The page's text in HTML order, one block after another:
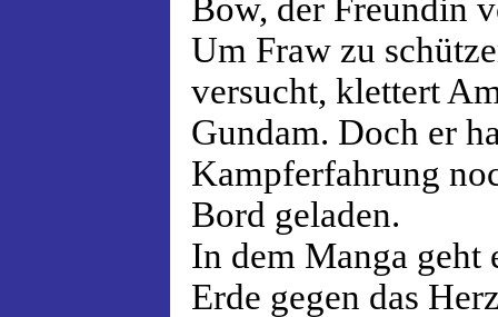
Bow, der Freundin
Um Fraw zu
versucht, klettert
Gundam. Doch er
Kampferfahrung
Bord geladen.
In dem Manga geht
Erde gegen das